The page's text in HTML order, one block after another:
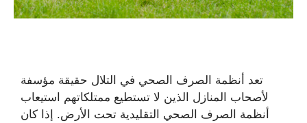
تعد أنظمة الصرف الصحي في التلال حقيقة مؤسفة
لأصحاب المنازل الذين لا تستطيع ممتلكاتهم استيعاب
أنظمة الصرف الصحي التقليدية تحت الأرض. إذا كان